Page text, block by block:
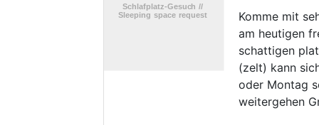
Komme mit
am heutigen
schattigen
(zelt) kann
oder Montag
weitergehen